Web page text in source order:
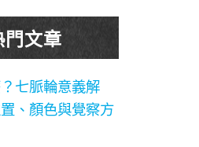
門文章
七脈輪意義解
、顏色與覺察方